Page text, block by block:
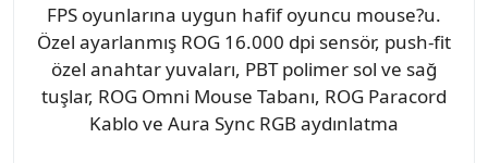
FPS oyunlarına uygun hafif oyuncu mouse?u.
Özel ayarlanmış ROG 16.000 dpi sensör, push-fit
özel anahtar yuvaları, PBT polimer sol ve sağ
tuşlar, ROG Omni Mouse Tabanı, ROG Paracord
Kablo ve Aura Sync RGB aydınlatma